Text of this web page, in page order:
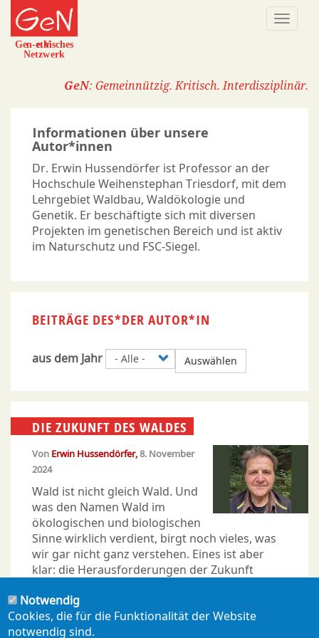
Direkt
zum
Inhalt
GeN: Gemeinnützig. Kritisch. Interdisziplinär.
Informationen über unsere
Autor*innen
Dr. Erwin Hussendörfer ist Professor an der
Hochschule Weihenstephan Triesdorf, mit dem
Lehrgebiet Waldbau, Waldökologie und
Genetik. Er beschäftigte sich mit diversen
Projekten im genetischen Bereich und ist aktiv
im Naturschutz und FSC-Siegel.
BEITRÄGE DES*DER AUTOR*IN
aus dem Jahr Auswählen
DIE ZUKUNFT DES WALDES
Von Erwin Hussendörfer 8. November
2024
Wald ist nicht gleich Wald. Und
was den Namen Wald im
ökologischen und biologischen
Sinne wirklich verdient, birgt noch vieles, was
wir gar nicht ganz verstehen. Eines ist aber
klar: die Herausforderungen der Zukunft
Änderungen eines Merkmals gemeistert, noch
durch die Übertragung landwirtschaftlicher
Praktiken auf die Waldnutzung.
Notwendig
Cookies, die für die Funktionalität der Website
notwendig sind.